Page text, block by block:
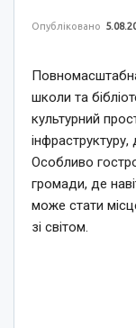
Опубліковано
школи та
культурний
Особливо
громади, де
може стати
зі світом.